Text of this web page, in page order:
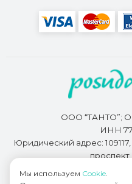
ООО “ТАНТО”;
ИНН
Юридический адрес:
проспект,
Мы используем Cookie.